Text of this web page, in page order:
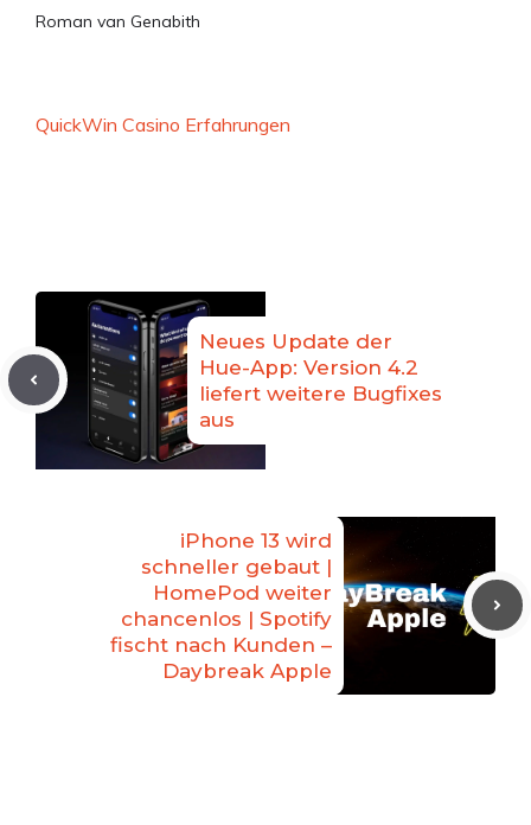
Roman van Genabith
QuickWin Casino Erfahrungen
Neues Update der
Hue-App: Version 4.2
liefert weitere Bugfixes
aus
iPhone 13 wird
schneller gebaut |
HomePod weiter
chancenlos | Spotify
fischt nach Kunden –
Daybreak Apple